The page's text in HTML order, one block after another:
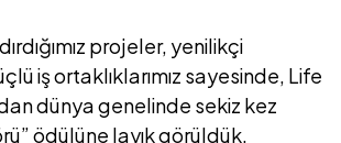
projeler, yenilikçi
iş ortaklıklarımız sayesinde, Life
dünya genelinde sekiz kez
ödülüne layık görüldük.